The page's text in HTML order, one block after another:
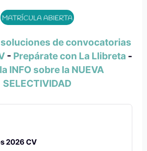
de convocatorias
- Prepárate con La Llibreta -
INFO sobre la NUEVA
SELECTIVIDAD
2026 CV